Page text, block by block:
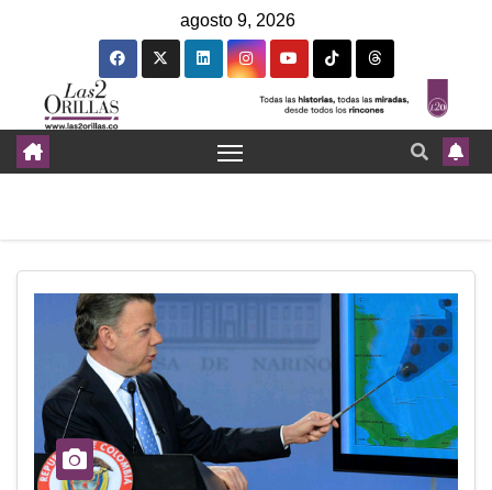
agosto 9, 2026